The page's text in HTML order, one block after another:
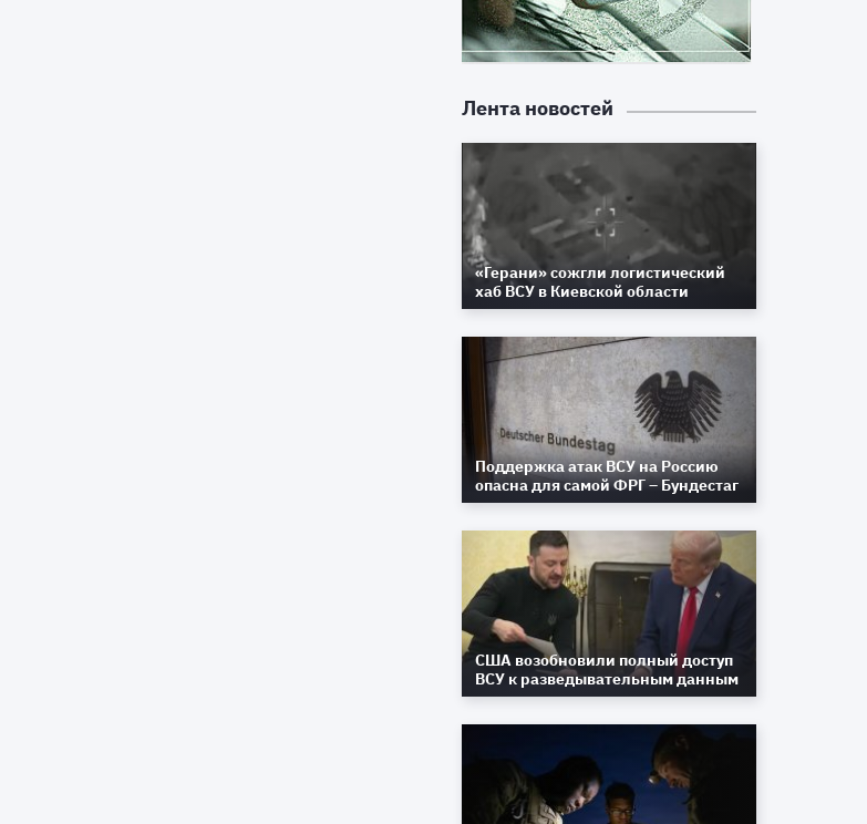
Лента новостей
«Герани» сожгли логистический
хаб ВСУ в Киевской области
Поддержка атак ВСУ на Россию
опасна для самой ФРГ – Бундестаг
США возобновили полный доступ
ВСУ к разведывательным данным